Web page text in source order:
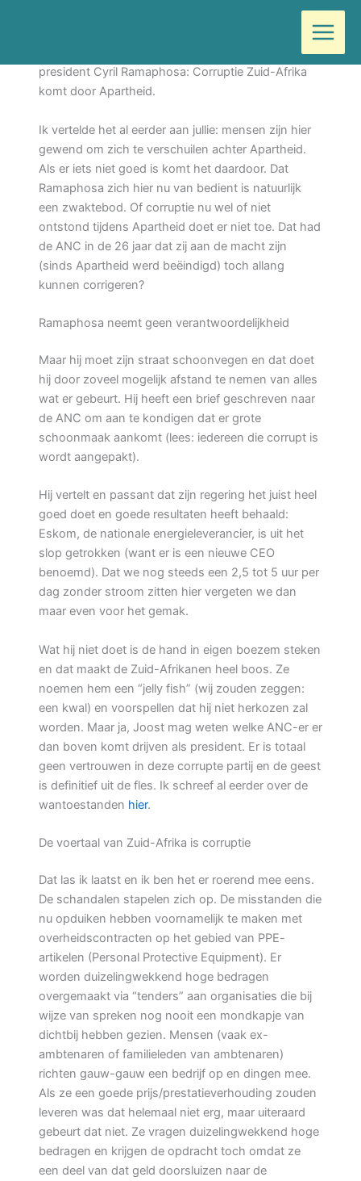
inhoud
Zuid-Afrika ontploft bijna door de opmerking van
president Cyril Ramaphosa: Corruptie Zuid-Afrika
komt door Apartheid.
Ik vertelde het al eerder aan jullie: mensen zijn hier
gewend om zich te verschuilen achter Apartheid.
Als er iets niet goed is komt het daardoor. Dat
Ramaphosa zich hier nu van bedient is natuurlijk
een zwaktebod. Of corruptie nu wel of niet
ontstond tijdens Apartheid doet er niet toe. Dat had
de ANC in de 26 jaar dat zij aan de macht zijn
(sinds Apartheid werd beëindigd) toch allang
kunnen corrigeren?
Ramaphosa neemt geen verantwoordelijkheid
Maar hij moet zijn straat schoonvegen en dat doet
hij door zoveel mogelijk afstand te nemen van alles
wat er gebeurt. Hij heeft een brief geschreven naar
de ANC om aan te kondigen dat er grote
schoonmaak aankomt (lees: iedereen die corrupt is
wordt aangepakt).
Hij vertelt en passant dat zijn regering het juist heel
goed doet en goede resultaten heeft behaald:
Eskom, de nationale energieleverancier, is uit het
slop getrokken (want er is een nieuwe CEO
benoemd). Dat we nog steeds een 2,5 tot 5 uur per
dag zonder stroom zitten hier vergeten we dan
maar even voor het gemak.
Wat hij niet doet is de hand in eigen boezem steken
en dat maakt de Zuid-Afrikanen heel boos. Ze
noemen hem een “jelly fish” (wij zouden zeggen:
een kwal) en voorspellen dat hij niet herkozen zal
worden. Maar ja, Joost mag weten welke ANC-er er
dan boven komt drijven als president. Er is totaal
geen vertrouwen in deze corrupte partij en de geest
is definitief uit de fles. Ik schreef al eerder over de
wantoestanden hier.
De voertaal van Zuid-Afrika is corruptie
Dat las ik laatst en ik ben het er roerend mee eens.
De schandalen stapelen zich op. De misstanden die
nu opduiken hebben voornamelijk te maken met
overheidscontracten op het gebied van PPE-
artikelen (Personal Protective Equipment). Er
worden duizelingwekkend hoge bedragen
overgemaakt via “tenders” aan organisaties die bij
wijze van spreken nog nooit een mondkapje van
dichtbij hebben gezien. Mensen (vaak ex-
ambtenaren of familieleden van ambtenaren)
richten gauw-gauw een bedrijf op en dingen mee.
Als ze een goede prijs/prestatieverhouding zouden
leveren was dat helemaal niet erg, maar uiteraard
gebeurt dat niet. Ze vragen duizelingwekkend hoge
bedragen en krijgen de opdracht toch omdat ze
een deel van dat geld doorsluizen naar de